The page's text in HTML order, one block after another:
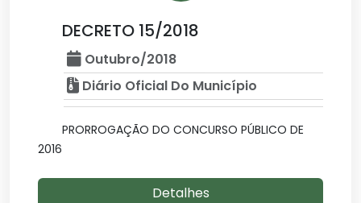
DECRETO 15/2018
Outubro/2018
Diário Oficial Do Município
PRORROGAÇÃO DO CONCURSO PÚBLICO DE
2016
Detalhes